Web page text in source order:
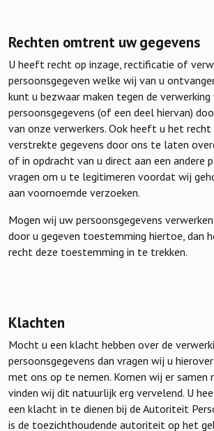
Rechten omtrent uw gegevens
U heeft recht op inzage, rectificatie of
persoonsgegeven welke wij van u
kunt u bezwaar maken tegen de verwerking
persoonsgegevens (of een deel hiervan)
van onze verwerkers. Ook heeft u het
verstrekte gegevens door ons te laten
of in opdracht van u direct aan een andere
vragen om u te legitimeren voordat wij
aan voornoemde verzoeken.
Mogen wij uw persoonsgegevens
door u gegeven toestemming hiertoe, dan
recht deze toestemming in te trekken.
Klachten
Mocht u een klacht hebben over de
persoonsgegevens dan vragen wij u
met ons op te nemen. Komen wij er samen
vinden wij dit natuurlijk erg vervelend. U
een klacht in te dienen bij de Autoriteit
is de toezichthoudende autoriteit op het